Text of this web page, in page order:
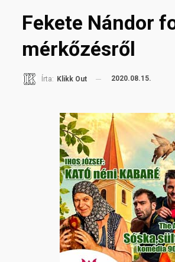
Fekete Nándor
mérkőzésről
Írta: Klikk Out 2020.08.15.